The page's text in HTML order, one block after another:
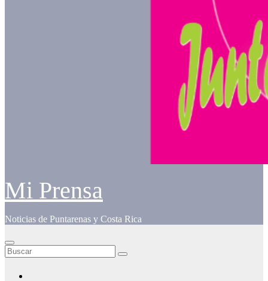
Mi Prensa
Noticias de Puntarenas y Costa Rica